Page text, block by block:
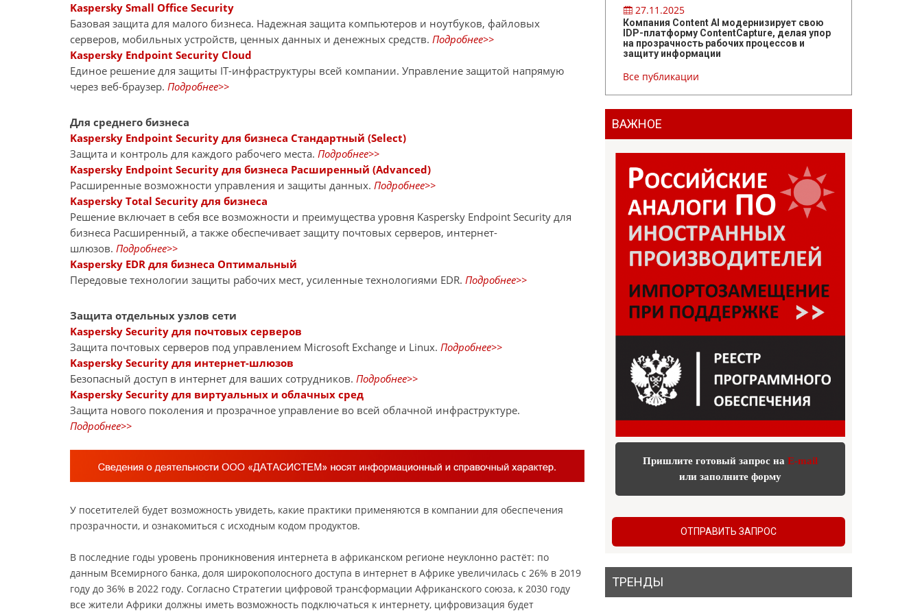
Kaspersky Small Office Security
Базовая защита для малого бизнеса. Надежная защита компьютеров и ноутбуков, файловых
серверов, мобильных устройств, ценных данных и денежных средств. Подробнее>>
Kaspersky Endpoint Security Cloud
Единое решение для защиты IT-инфраструктуры всей компании. Управление защитой напрямую
через веб-браузер. Подробнее>>
Для среднего бизнеса
Kaspersky Endpoint Security для бизнеса Стандартный (Select)
Защита и контроль для каждого рабочего места. Подробнее>>
Kaspersky Endpoint Security для бизнеса Расширенный (Advanced)
Расширенные возможности управления и защиты данных. Подробнее>>
Kaspersky Total Security для бизнеса
Решение включает в себя все возможности и преимущества уровня Kaspersky Endpoint Security для
бизнеса Расширенный, а также обеспечивает защиту почтовых серверов, интернет-
шлюзов. Подробнее>>
Kaspersky EDR для бизнеса Оптимальный
Передовые технологии защиты рабочих мест, усиленные технологиями EDR. Подробнее>>
Защита отдельных узлов сети
Kaspersky Security для почтовых серверов
Защита почтовых серверов под управлением Microsoft Exchange и Linux. Подробнее>>
Kaspersky Security для интернет-шлюзов
Безопасный доступ в интернет для ваших сотрудников. Подробнее>>
Kaspersky Security для виртуальных и облачных сред
Защита нового поколения и прозрачное управление во всей облачной инфраструктуре.
Подробнее>>
У посетителей будет возможность увидеть, какие практики применяются в компании для обеспечения
прозрачности, и ознакомиться с исходным кодом продуктов.
В последние годы уровень проникновения интернета в африканском регионе неуклонно растёт: по
данным Всемирного банка, доля широкополосного доступа в интернет в Африке увеличилась с 26% в 2019
году до 36% в 2022 году. Согласно Стратегии цифровой трансформации Африканского союза, к 2030 году
все жители Африки должны иметь возможность подключаться к интернету, цифровизация будет
27.11.2025
Компания Content AI модернизирует свою
IDP-платформу ContentCapture, делая упор
на прозрачность рабочих процессов и
защиту информации
Все публикации
ВАЖНОЕ
Пришлите готовый запрос на E-mail
или заполните форму
ОТПРАВИТЬ ЗАПРОС
ТРЕНДЫ